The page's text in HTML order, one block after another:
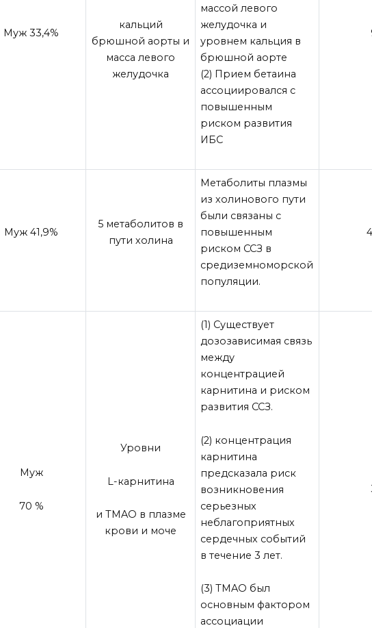
Муж 33,4%
кальций
брюшной аорты и
масса левого
желудочка
массой левого
желудочка и
уровнем кальция в
брюшной аорте
(2) Прием бетаина
ассоциировался с
повышенным
риском развития
ИБС
Муж 41,9%
5 метаболитов в
пути холина
Метаболиты плазмы
из холинового пути
были связаны с
повышенным
риском ССЗ в
средиземноморской
популяции.
Муж
70 %
Уровни
L-карнитина
и TMAO в плазме
крови и моче
(1) Существует
дозозависимая связь
между
концентрацией
карнитина и риском
развития ССЗ.
(2) концентрация
карнитина
предсказала риск
возникновения
серьезных
неблагоприятных
сердечных событий
в течение 3 лет.
(3) TMAO был
основным фактором
ассоциации